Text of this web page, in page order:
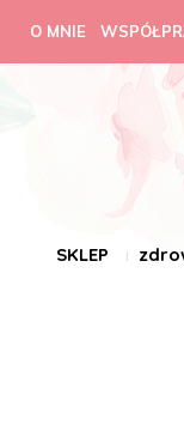
O MNIE
SKLEP